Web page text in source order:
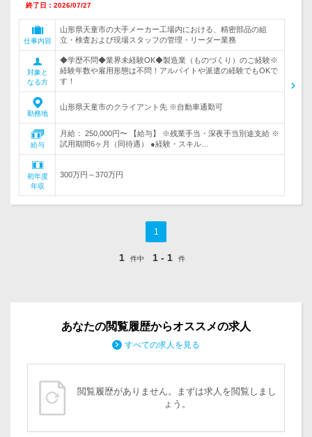
終了日：2026/07/27
仕事内容
山形県天童市の大手メーカー工場内における、精密部品の組
立・検査および現場スタッフの管理・リーダー業務
対象と
なる方
◆学歴不問◆業界未経験OK◆製造業（ものづくり）のご経験※
経験年数や雇用形態は不問！アルバイトや派遣の経験でもOKで
す！
勤務地
山形県天童市のクライアント先 ※自動車通勤可
給与
月給： 250,000円〜 【給与】 ※残業手当・深夜手当別途支給 ※
試用期間6ヶ月（同待遇） ●経験・スキル…
初年度
年収
300万円～370万円
1
1 件中 1 - 1 件
あなたの閲覧履歴からオススメの求人
すべての求人を見る
閲覧履歴がありません。まずは求人を閲覧しまし
ょう。